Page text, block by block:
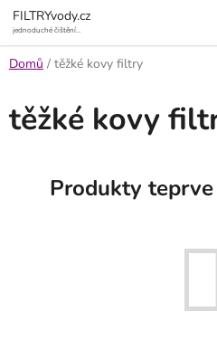
Přejít
na
obsah
FILTRYvody.cz
jednoduché čištění
Domů / těžké kovy filtry
těžké kovy
Produkty